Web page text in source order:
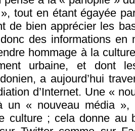
tout en étant égayée
de bien apprécier les
des informations en
hommage à la
urbaine, et dont
a aujourd’hui
d’Internet. Une «
un « nouveau média »,
culture ; cela donne au